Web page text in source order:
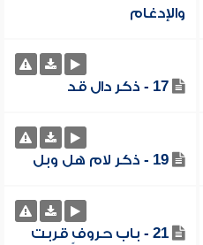
والإدغام
17 - ذكر دال قد
19 - ذكر لام هل وبل
21 - باب حروفٍ قربت